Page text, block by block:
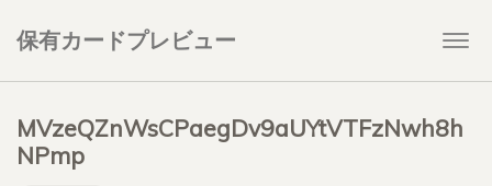
保有カードプレビュー
MVzeQZnWsCPaegDv9aUYtVTFzNwh8h
NPmp